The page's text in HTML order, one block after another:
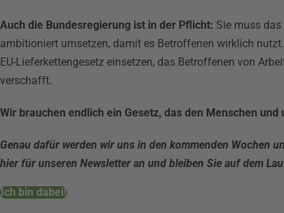
Auch die Bundesregierung ist in der Pflicht: Sie muss
ambitioniert umsetzen, damit es Betroffenen wirklich
EU-Lieferkettengesetz einsetzen, das Betroffenen von
verschafft.
Wir brauchen endlich ein Gesetz, das den Menschen
Genau dafür werden wir uns in den kommenden Wochen
hier für unseren Newsletter an und bleiben Sie auf dem
Ich bin dabei!